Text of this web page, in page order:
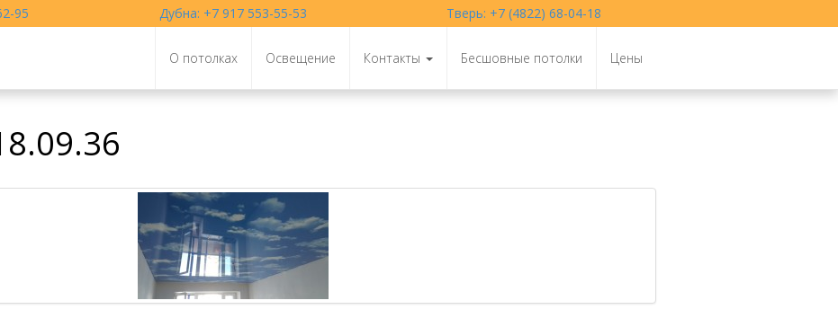
95 Дубна: +7 917 553-55-53 Тверь: +7 (4822) 68-04-18
О потолках Освещение Контакты Бесшовные потолки Цены